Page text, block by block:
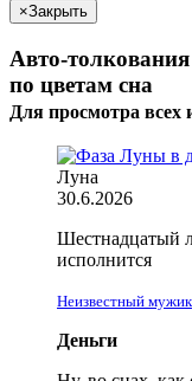
×Закрыть
Авто-
по цветам сна
Для просмотра всех
Луна
30.6.2026
Шестнадцатый
исполнится
Неизвестный мужик
Деньги